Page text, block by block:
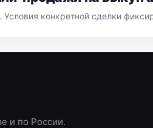
конкретной сделки
и по России.